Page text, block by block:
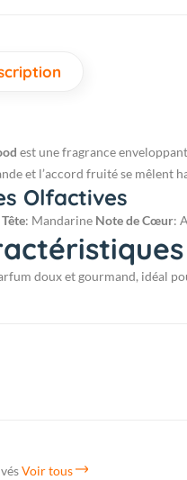
est une fragrance
et l’accord fruité se mêlent
Olfactives
: Mandarine Note de Cœur:
doux et gourmand, idéal
Voir tous